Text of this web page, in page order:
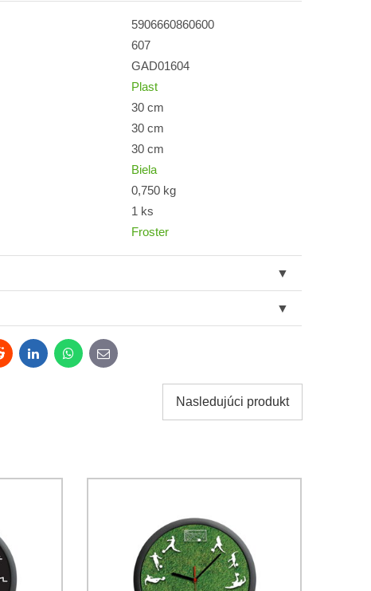
5906660860600
607
GAD01604
Plast
30 cm
30 cm
30 cm
Biela
0,750 kg
1 ks
Froster
hodilo by sa par rockov stiahnut :-)
údajov za účelom odoslania formulára.
LinkedInWhatsApp
E-
mail
Nasledujúci produkt